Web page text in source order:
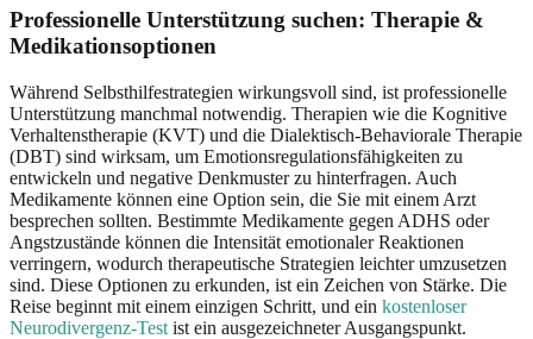
Professionelle Unterstützung suchen: Therapie &
Medikationsoptionen
Während Selbsthilfestrategien wirkungsvoll sind, ist professionelle
Unterstützung manchmal notwendig. Therapien wie die Kognitive
Verhaltenstherapie (KVT) und die Dialektisch-Behaviorale Therapie
(DBT) sind wirksam, um Emotionsregulationsfähigkeiten zu
entwickeln und negative Denkmuster zu hinterfragen. Auch
Medikamente können eine Option sein, die Sie mit einem Arzt
besprechen sollten. Bestimmte Medikamente gegen ADHS oder
Angstzustände können die Intensität emotionaler Reaktionen
verringern, wodurch therapeutische Strategien leichter umzusetzen
sind. Diese Optionen zu erkunden, ist ein Zeichen von Stärke. Die
Reise beginnt mit einem einzigen Schritt, und ein kostenloser
Neurodivergenz-Test ist ein ausgezeichneter Ausgangspunkt.